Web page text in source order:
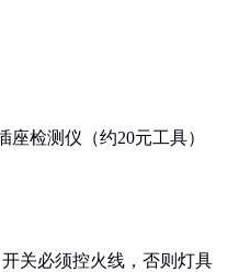
检测仪（约20元工具）
关必须控火线，否则灯具